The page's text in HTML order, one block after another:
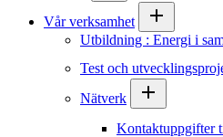
Vår verksamhet
Utbildning : Energi i
Test och
Nätverk
Kontaktuppgifter